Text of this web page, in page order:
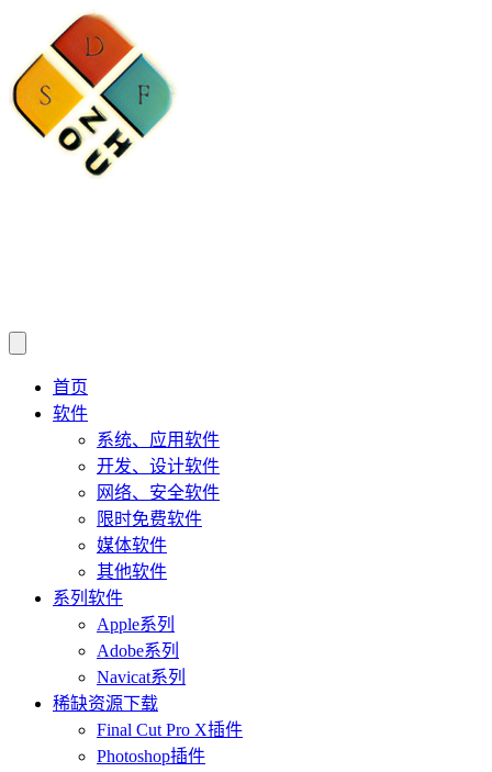
首页
软件
系统、应用软件
开发、设计软件
网络、安全软件
限时免费软件
媒体软件
其他软件
系列软件
Apple系列
Adobe系列
Navicat系列
稀缺资源下载
Final Cut Pro X插件
Photoshop插件